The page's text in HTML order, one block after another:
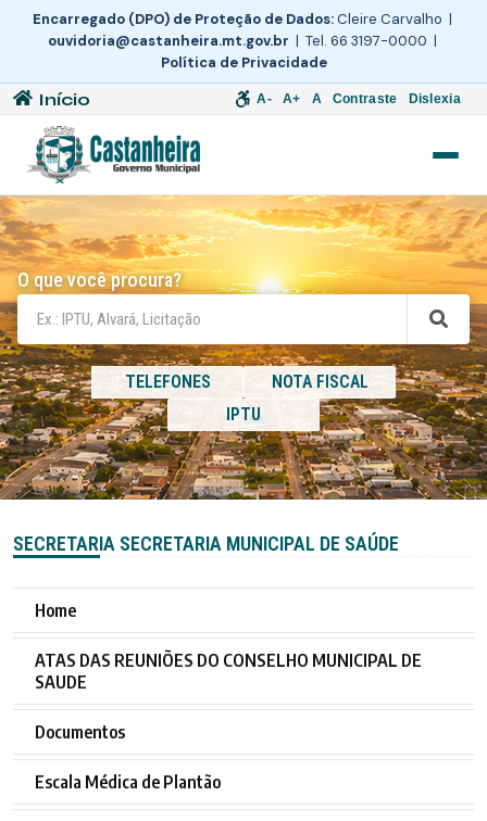
Encarregado (DPO) de Proteção de Dados:Cleire Carvalho |
ouvidoria@castanheira.mt.gov.br | Tel. 66 3197-0000 |
Política de Privacidade
Início A- A+ A Contraste Dislexia
O que você procura?
TELEFONES
NOTA FISCAL
IPTU
SECRETARIA SECRETARIA MUNICIPAL DE SAÚDE
Home
ATAS DAS REUNIÕES DO CONSELHO MUNICIPAL DE
SAUDE
Documentos
Escala Médica de Plantão